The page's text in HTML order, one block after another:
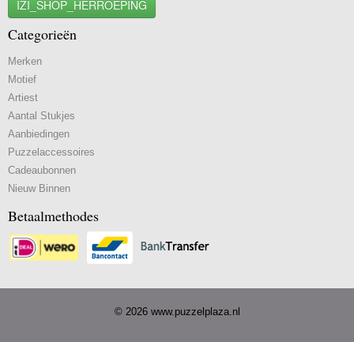
IZI_SHOP_HERROEPING
Categorieën
Merken
Motief
Artiest
Aantal Stukjes
Aanbiedingen
Puzzelaccessoires
Cadeaubonnen
Nieuw Binnen
Betaalmethodes
© 2026 www.puzzelplaza.nl